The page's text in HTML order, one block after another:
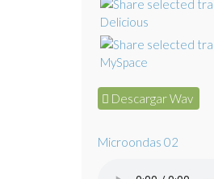
Descargar Wav
Microondas 02